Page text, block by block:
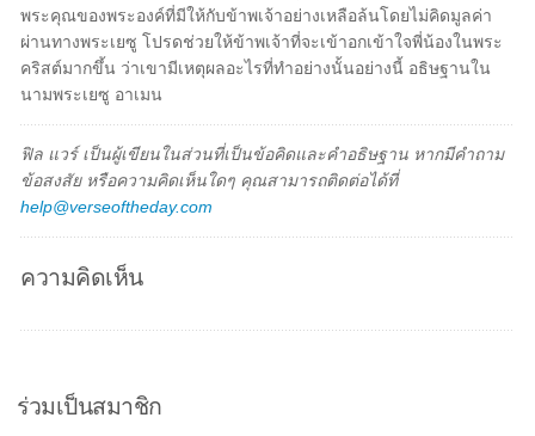
พระคุณของพระองค์ที่มีให้กับข้าพเจ้าอย่างเหลือล้นโดยไม่คิดมูลค่า
ผ่านทางพระเยซู โปรดช่วยให้ข้าพเจ้าที่จะเข้าอกเข้าใจพี่น้องในพระ
คริสต์มากขึ้น ว่าเขามีเหตุผลอะไรที่ทำอย่างนั้นอย่างนี้ อธิษฐานใน
นามพระเยซู อาเมน
ฟิล แวร์ เป็นผู้เขียนในส่วนที่เป็นข้อคิดและคำอธิษฐาน หากมีคำถาม
ข้อสงสัย หรือความคิดเห็นใดๆ คุณสามารถติดต่อได้ที่
help@verseoftheday.com
ความคิดเห็น
ร่วมเป็นสมาชิก